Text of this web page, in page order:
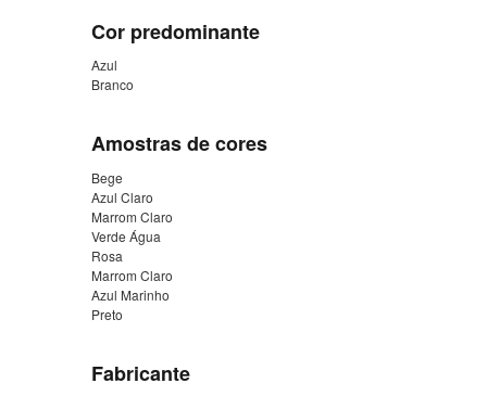
Cor predominante
Azul
Branco
Amostras de cores
Bege
Azul Claro
Marrom Claro
Verde Água
Rosa
Marrom Claro
Azul Marinho
Preto
Fabricante